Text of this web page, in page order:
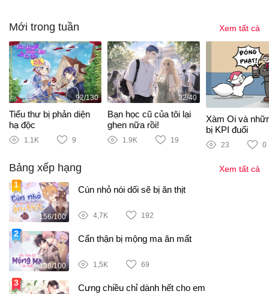
Mới trong tuần Xem tất cả
92/130
Tiểu thư bị phản diện
hạ độc
1.1K 9
32/40
Bạn học cũ của tôi lại
ghen nữa rồi!
1.9K 19
Xàm Oi và
bị KPI đuổi
23 0
Bảng xếp hạng Xem tất cả
156/100
Cún nhỏ nói dối sẽ bị ăn thịt
4,7K 192
138/100
Cẩn thận bị mộng ma ăn mất
1,5K 69
Cưng chiều chỉ dành hết cho em